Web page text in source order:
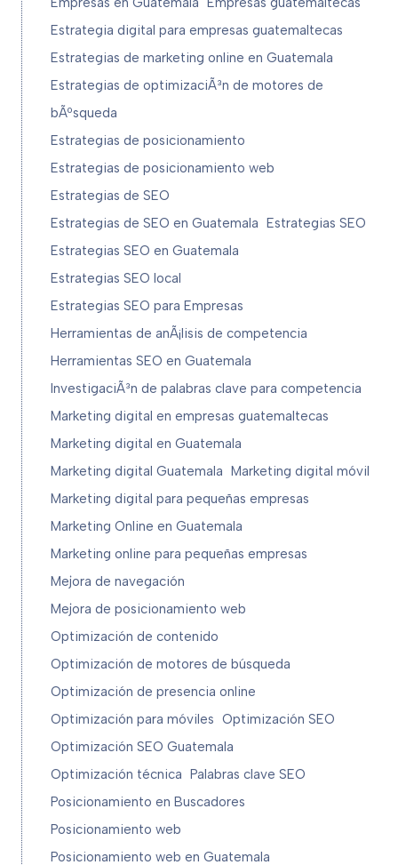
Estrategia digital para empresas guatemaltecas
Estrategias de marketing online en Guatemala
Estrategias de optimizaciÃ³n de motores de
bÃºsqueda
Estrategias de posicionamiento
Estrategias de posicionamiento web
Estrategias de SEO
Estrategias de SEO en Guatemala Estrategias SEO
Estrategias SEO en Guatemala
Estrategias SEO local
Estrategias SEO para Empresas
Herramientas de anÃ¡lisis de competencia
Herramientas SEO en Guatemala
InvestigaciÃ³n de palabras clave para competencia
Marketing digital en empresas guatemaltecas
Marketing digital en Guatemala
Marketing digital Guatemala Marketing digital móvil
Marketing digital para pequeñas empresas
Marketing Online en Guatemala
Marketing online para pequeñas empresas
Mejora de navegación
Mejora de posicionamiento web
Optimización de contenido
Optimización de motores de búsqueda
Optimización de presencia online
Optimización para móviles Optimización SEO
Optimización SEO Guatemala
Optimización técnica Palabras clave SEO
Posicionamiento en Buscadores
Posicionamiento web
Posicionamiento web en Guatemala